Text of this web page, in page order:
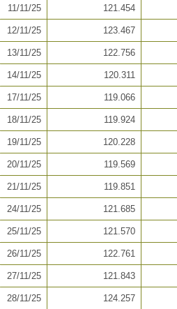
11/11/25 121.454
12/11/25 123.467
13/11/25 122.756
14/11/25 120.311
17/11/25 119.066
18/11/25 119.924
19/11/25 120.228
20/11/25 119.569
21/11/25 119.851
24/11/25 121.685
25/11/25 121.570
26/11/25 122.761
27/11/25 121.843
28/11/25 124.257